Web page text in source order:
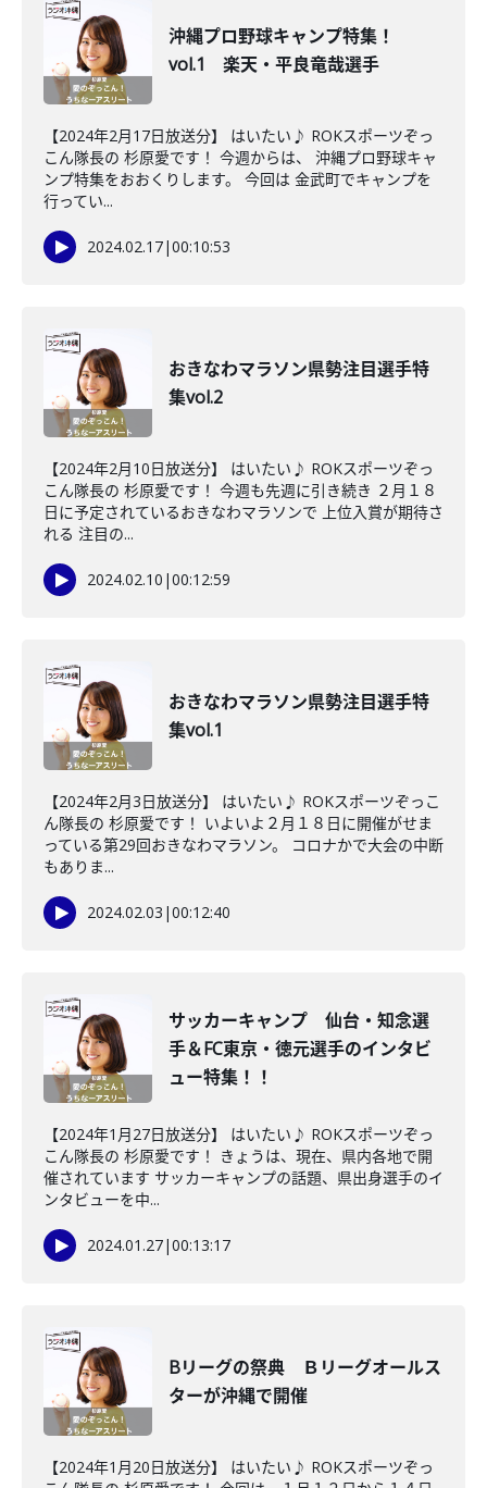
沖縄プロ野球キャンプ特集！
vol.1 楽天・平良竜哉選手
【2024年2月17日放送分】 はいたい♪ ROKスポーツぞっ
こん隊長の 杉原愛です！ 今週からは、 沖縄プロ野球キャ
ンプ特集をおおくりします。 今回は 金武町でキャンプを
行ってい...
2024.02.17|00:10:53
おきなわマラソン県勢注目選手特
集vol.2
【2024年2月10日放送分】 はいたい♪ ROKスポーツぞっ
こん隊長の 杉原愛です！ 今週も先週に引き続き ２月１８
日に予定されているおきなわマラソンで 上位入賞が期待さ
れる 注目の...
2024.02.10 |00:12:59
おきなわマラソン県勢注目選手特
集vol.1
【2024年2月3日放送分】 はいたい♪ ROKスポーツぞっこ
ん隊長の 杉原愛です！ いよいよ２月１８日に開催がせま
っている第29回おきなわマラソン。 コロナかで大会の中断
もありま...
2024.02.03 |00:12:40
サッカーキャンプ 仙台・知念選
手＆FC東京・徳元選手のインタビ
ュー特集！！
【2024年1月27日放送分】 はいたい♪ ROKスポーツぞっ
こん隊長の 杉原愛です！ きょうは、現在、県内各地で開
催されています サッカーキャンプの話題、県出身選手のイ
ンタビューを中...
2024.01.27|00:13:17
Bリーグの祭典 Ｂリーグオールス
ターが沖縄で開催
【2024年1月20日放送分】 はいたい♪ ROKスポーツぞっ